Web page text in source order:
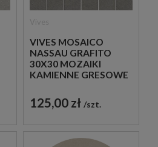
VIVES MOSAICO
NASSAU GRAFITO
30X30 MOZAIKI
KAMIENNE GRESOWE
125,00 zł szt.